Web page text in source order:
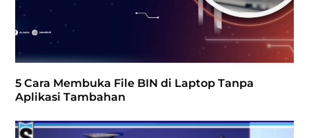
5 Cara Membuka File BIN di Laptop Tanpa
Aplikasi Tambahan